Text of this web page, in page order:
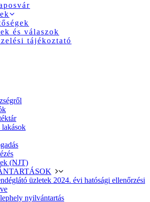
és válaszok
tájékoztató
lakások
(NJT)
üzletek 2024. évi hatósági ellenőrzési
nyilvántartás